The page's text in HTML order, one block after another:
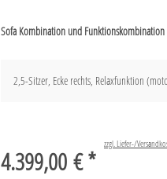
Sofa Kombination und Funktionskombination
2,5-Sitzer, Ecke rechts, Relaxfunktion
4.399,00 € *
zzgl. Liefer-/